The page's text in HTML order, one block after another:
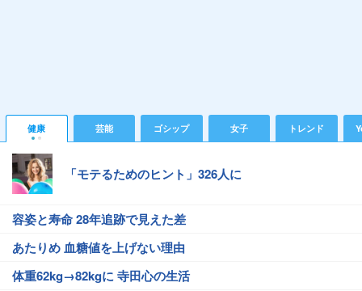
健康 芸能 ゴシップ 女子 トレンド
「モテるためのヒント」326人に
容姿と寿命 28年追跡で見えた差
あたりめ 血糖値を上げない理由
体重62kg→82kgに 寺田心の生活